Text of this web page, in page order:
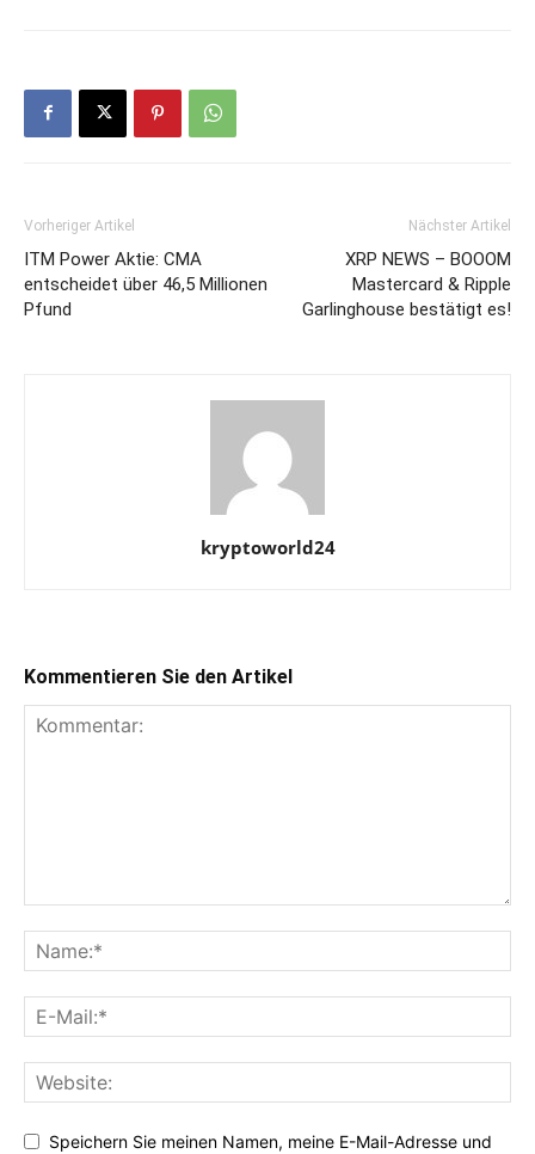
Vorheriger Artikel
ITM Power Aktie: CMA
entscheidet über 46,5 Millionen
Pfund
Nächster Artikel
XRP NEWS – BOOOM
Mastercard & Ripple
Garlinghouse bestätigt es!
kryptoworld24
Kommentieren Sie den Artikel
Speichern Sie meinen Namen, meine E-Mail-Adresse und